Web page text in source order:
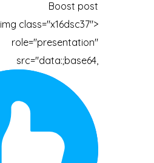
Boost post
<img class="x16dsc37"
role="presentation"
src="data:;base64,